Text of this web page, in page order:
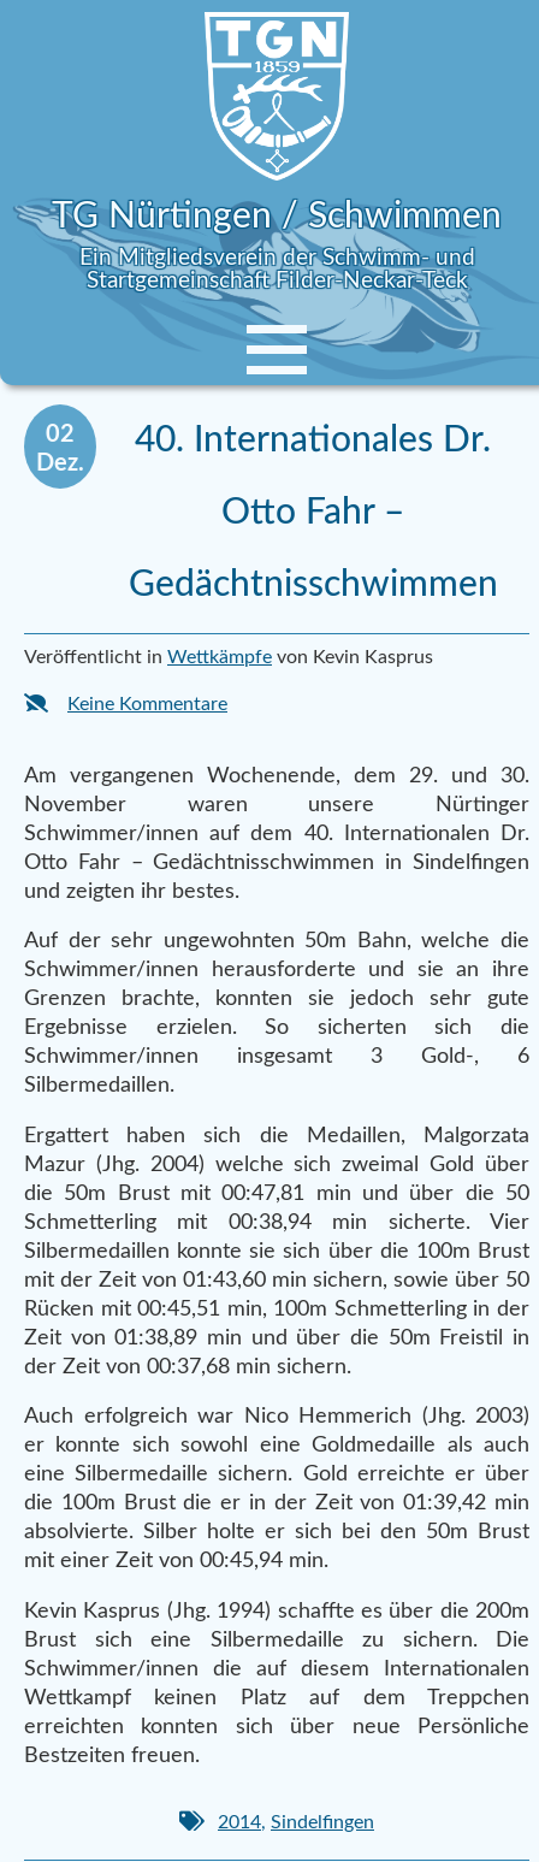
TG Nürtingen / Schwimmen
Ein Mitgliedsverein der Schwimm- und
Startgemeinschaft Filder-Neckar-Teck
02
Dez.
40. Internationales Dr.
Otto Fahr –
Gedächtnisschwimmen
Veröffentlicht in Wettkämpfe von Kevin Kasprus
Keine Kommentare
Am vergangenen Wochenende, dem 29. und 30.
November waren unsere Nürtinger
Schwimmer/innen auf dem 40. Internationalen Dr.
Otto Fahr – Gedächtnisschwimmen in Sindelfingen
und zeigten ihr bestes.
Auf der sehr ungewohnten 50m Bahn, welche die
Schwimmer/innen herausforderte und sie an ihre
Grenzen brachte, konnten sie jedoch sehr gute
Ergebnisse erzielen. So sicherten sich die
Schwimmer/innen insgesamt 3 Gold-, 6
Silbermedaillen.
Ergattert haben sich die Medaillen, Malgorzata
Mazur (Jhg. 2004) welche sich zweimal Gold über
die 50m Brust mit 00:47,81 min und über die 50
Schmetterling mit 00:38,94 min sicherte. Vier
Silbermedaillen konnte sie sich über die 100m Brust
mit der Zeit von 01:43,60 min sichern, sowie über 50
Rücken mit 00:45,51 min, 100m Schmetterling in der
Zeit von 01:38,89 min und über die 50m Freistil in
der Zeit von 00:37,68 min sichern.
Auch erfolgreich war Nico Hemmerich (Jhg. 2003)
er konnte sich sowohl eine Goldmedaille als auch
eine Silbermedaille sichern. Gold erreichte er über
die 100m Brust die er in der Zeit von 01:39,42 min
absolvierte. Silber holte er sich bei den 50m Brust
mit einer Zeit von 00:45,94 min.
Kevin Kasprus (Jhg. 1994) schaffte es über die 200m
Brust sich eine Silbermedaille zu sichern. Die
Schwimmer/innen die auf diesem Internationalen
Wettkampf keinen Platz auf dem Treppchen
erreichten konnten sich über neue Persönliche
Bestzeiten freuen.
2014, Sindelfingen